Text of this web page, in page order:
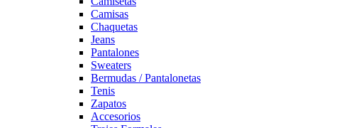
Camisas
Chaquetas
Jeans
Pantalones
Sweaters
Bermudas / Pantalonetas
Tenis
Zapatos
Accesorios